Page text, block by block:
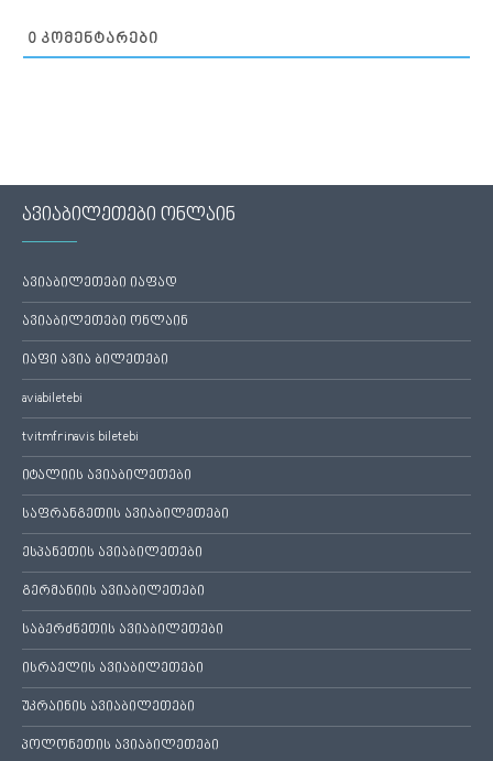
0 ᲙᲝᲛᲔᲜᲢᲐᲠᲔᲑᲘ
ავიაბილეთები ონლაინ
ავიაბილეთები იაფად
ავიაბილეთები ონლაინ
იაფი ავია ბილეთები
aviabiletebi
tvitmfrinavis biletebi
იტალიის ავიაბილეთები
საფრანგეთის ავიაბილეთები
ესპანეთის ავიაბილეთები
გერმანიის ავიაბილეთები
საბერძნეთის ავიაბილეთები
ისრაელის ავიაბილეთები
უკრაინის ავიაბილეთები
პოლონეთის ავიაბილეთები